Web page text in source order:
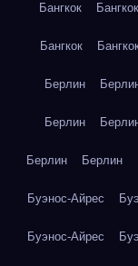
Бангкок Бангкок
Бангкок
Берлин
Берлин
Берлин Берлин
Буэнос-Айрес
Буэнос-Айрес